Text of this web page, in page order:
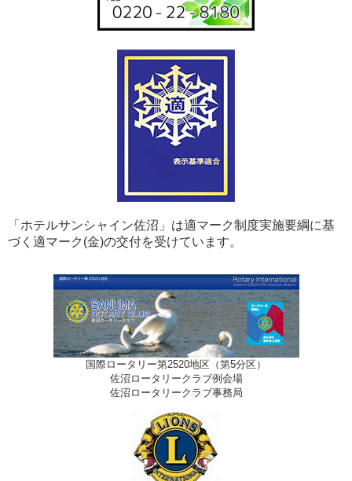
「ホテルサンシャイン佐沼」は適マーク制度実施要綱に基
づく適マーク(金)の交付を受けています。
国際ロータリー第2520地区（第5分区）
佐沼ロータリークラブ例会場
佐沼ロータリークラブ事務局